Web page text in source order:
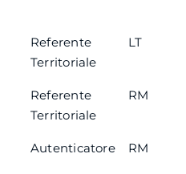
Referente
Territoriale
LT
Referente
Territoriale
RM
Autenticatore RM